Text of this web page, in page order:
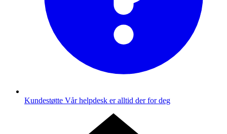
Kundestøtte Vår helpdesk er alltid der for deg